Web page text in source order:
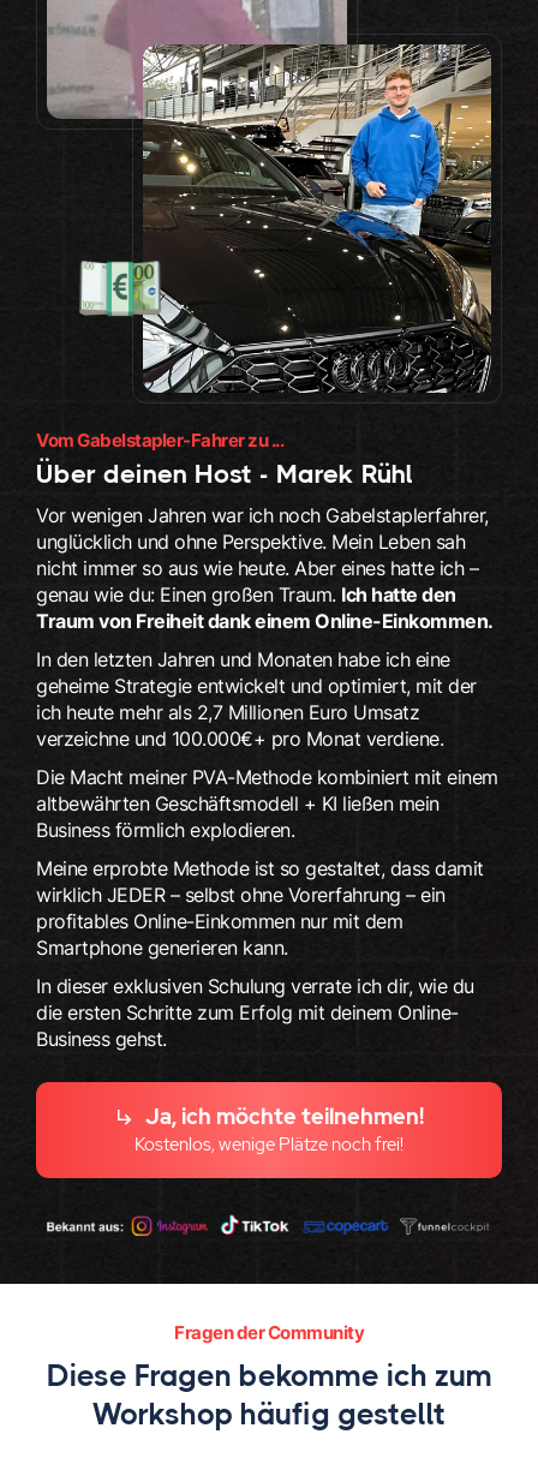
Vom Gabelstapler-Fahrer zu ...
Über deinen Host - Marek Rühl
Vor wenigen Jahren war ich noch Gabelstaplerfahrer,
unglücklich und ohne Perspektive. Mein Leben sah
nicht immer so aus wie heute. Aber eines hatte ich –
genau wie du: Einen großen Traum. Ich hatte den
Traum von Freiheit dank einem Online-Einkommen.
In den letzten Jahren und Monaten habe ich eine
geheime Strategie entwickelt und optimiert, mit der
ich heute mehr als 2,7 Millionen Euro Umsatz
verzeichne und 100.000€+ pro Monat verdiene.
Die Macht meiner PVA-Methode kombiniert mit einem
altbewährten Geschäftsmodell + KI ließen mein
Business förmlich explodieren.
Meine erprobte Methode ist so gestaltet, dass damit
wirklich JEDER – selbst ohne Vorerfahrung – ein
profitables Online-Einkommen nur mit dem
Smartphone generieren kann.
In dieser exklusiven Schulung verrate ich dir, wie du
die ersten Schritte zum Erfolg mit deinem Online-
Business gehst.
Ja, ich möchte teilnehmen!
Kostenlos, wenige Plätze noch frei!
Fragen der Community
Diese Fragen bekomme ich zum
Workshop häufig gestellt